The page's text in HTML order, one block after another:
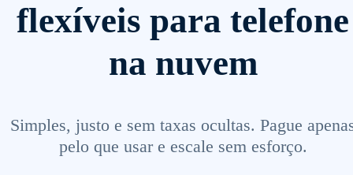
flexíveis para telefone
na nuvem
Simples, justo e sem taxas ocultas. Pague
pelo que usar e escale sem esforço.